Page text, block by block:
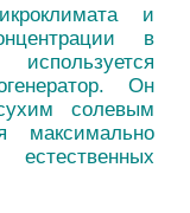
и
в
Он
солевым
максимально